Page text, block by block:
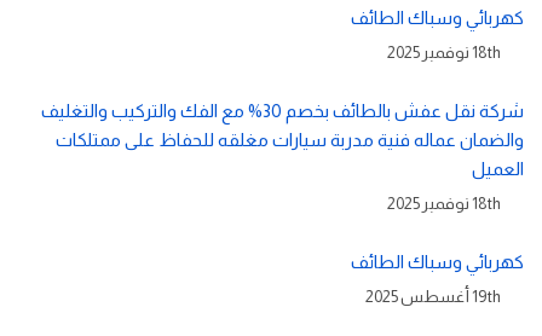
كهربائي وسباك الطائف
18th نوفمبر 2025
شركة نقل عفش بالطائف بخصم 30% مع الفك والتركيب والتغليف
والضمان عماله فنية مدربة سيارات مغلقه للحفاظ على ممتلكات
العميل
18th نوفمبر 2025
كهربائي وسباك الطائف
19th أغسطس 2025